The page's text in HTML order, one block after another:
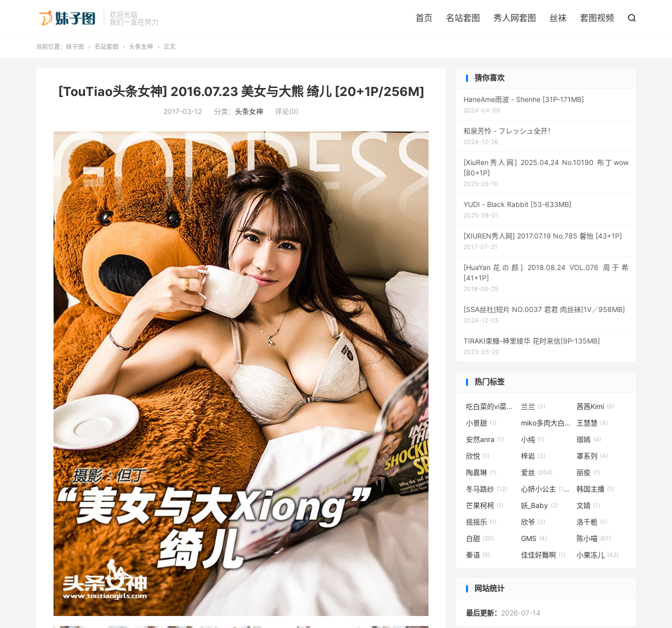
欢迎光临
我们一直在努力
首页 名站套图 秀人网套图 丝袜 套图视频 
当前位置： 妹子图  名站套图  头条女神  正文
[TouTiao头条女神] 2016.07.23 美女与大熊 绮儿 [20+1P/256M]
2017-03-12 分类： 头条女神 评论(0)
猜你喜欢
HaneAme雨波 - Shenhe [31P-171MB]
2024-04-06
和泉芳怜 - フレッシュ全开！
2024-12-26
[XiuRen秀人网] 2025.04.24 No.10190 布丁wow
[80+1P]
2025-05-10
YUDI - Black Rabbit [53-633MB]
2025-08-01
[XIUREN秀人网] 2017.07.19 No.785 馨怡 [43+1P]
2017-07-21
[HuaYan花の颜] 2018.08.24 VOL.076 周于希
[41+1P]
2018-08-25
[SSA丝社]短片 NO.0037 君君 肉丝袜[1V／958MB]
2024-12-05
TIRAKI束糖-神里绫华 花时来信[9P-135MB]
2023-05-20
热门标签
吃白菜的vi菜菜 (2)兰兰 (3) 茜茜Kimi (8)
小景甜 (1) miko多肉大白兔 (1)
王慧慧 (4)
安然anra (1) 小纯 (1) 珈嫣 (4)
欣悦 (1) 梓岩 (3) 罩系列 (4)
陶嘉琳 (1) 爱丝 (264) 丽俊 (1)
冬马路纱 (12) 心妍小公主 (145) 韩国主播 (1)
芒果柯柯 (1) 妖_Baby (2) 文婧 (1)
摇摇乐 (1) 欣爷 (3) 洛千栀 (1)
白甜 (20) GMS (4) 陈小喵 (67)
秦语 (5) 佳佳好難啊 (1) 小果冻儿 (42)
网站统计
最后更新： 2026-07-14